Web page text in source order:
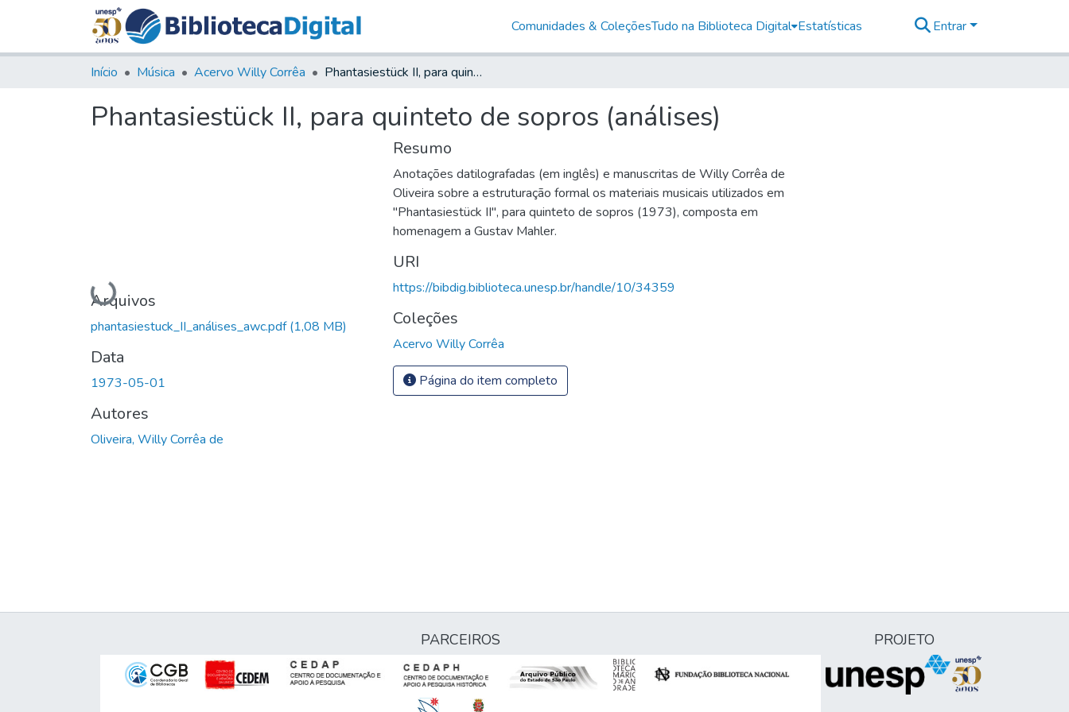
Comunidades & ColeçõesTudo na Biblioteca Digital Estatísticas Entrar
Início Música Acervo Willy Corrêa Phantasiestück II, para quinteto de sopros (análises)
Phantasiestück II, para quinteto de sopros (análises)
Carregando...
Arquivos
phantasiestuck_II_análises_awc.pdf(1,08 MB)
Data
1973-05-01
Autores
Oliveira, Willy Corrêa de
Resumo
Anotações datilografadas (em inglês) e manuscritas de Willy Corrêa de
Oliveira sobre a estruturação formal os materiais musicais utilizados em
"Phantasiestück II", para quinteto de sopros (1973), composta em
homenagem a Gustav Mahler.
URI
https://bibdig.biblioteca.unesp.br/handle/10/34359
Coleções
Acervo Willy Corrêa
Página do item completo
PARCEIROS PROJETO